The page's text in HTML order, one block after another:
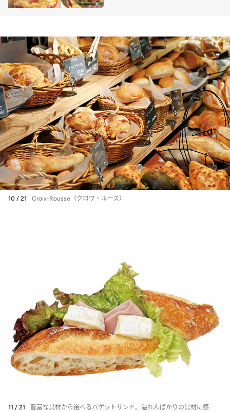
10 / 21 Croix-Rousse（クロワ・ルース）
11 / 21
豊富な具材から選べるバゲットサンド。溢れんばかりの具材に感